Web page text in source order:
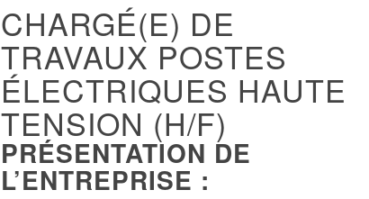
CHARGÉ(E) DE
TRAVAUX POSTES
ÉLECTRIQUES HAUTE
TENSION (H/F)
PRÉSENTATION DE
L’ENTREPRISE :